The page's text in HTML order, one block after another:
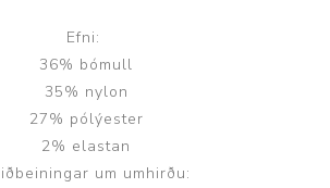
Efni:
36% bómull
35% nylon
27% pólýester
2% elastan
um umhirðu: